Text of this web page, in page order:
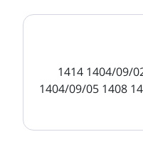
تاریخ پین 1404/09/01 1413 1404/09/02 1414
1404/09/03 1415 1404/09/04 1408 1404/09/05